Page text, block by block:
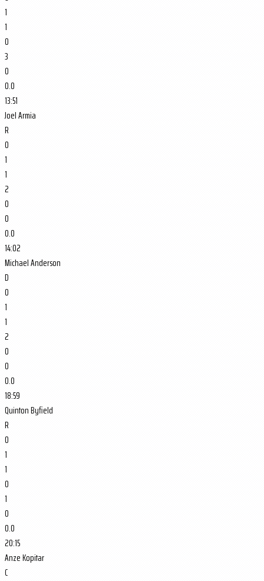
1
1
0
3
0
0.0
13:51
Joel Armia
R
0
1
1
2
0
0
0.0
14:02
Michael Anderson
D
0
1
1
2
0
0
0.0
18:59
Quinton Byfield
R
0
1
1
0
1
0
0.0
20:15
Anze Kopitar
C